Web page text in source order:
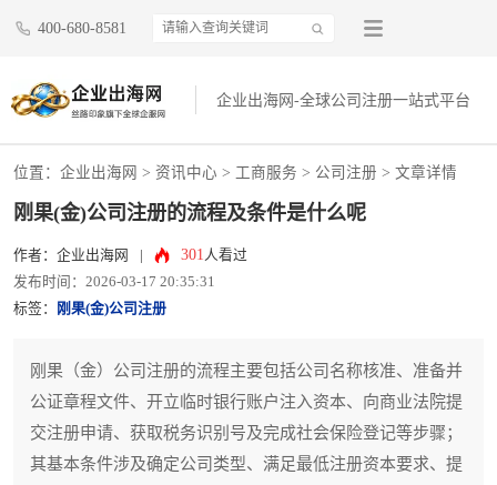
400-680-8581
企业出海网-全球公司注册一站式平台
位置： 企业出海网 > 资讯中心 > 工商服务 > 公司注册 > 文章详情
刚果(金)公司注册的流程及条件是什么呢
作者：企业出海网 301人看过
发布时间：2026-03-17 20:35:31
标签：
刚果(金)公司注册
刚果（金）公司注册的流程主要包括公司名称核准、准备并
公证章程文件、开立临时银行账户注入资本、向商业法院提
交注册申请、获取税务识别号及完成社会保险登记等步骤；
其基本条件涉及确定公司类型、满足最低注册资本要求、提